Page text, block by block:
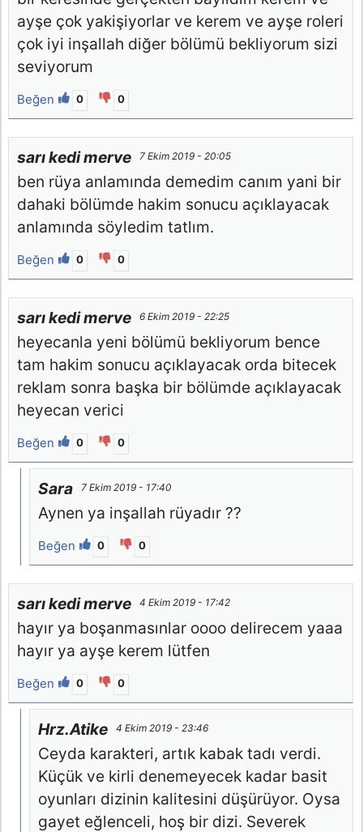
ayşe çok yakişiyorlar ve kerem ve ayşe roleri
çok iyi inşallah diğer bölümü bekliyorum sizi
seviyorum
Beğen 0 0
sarı kedi merve 7 Ekim 2019 - 20:05
ben rüya anlamında demedim canım yani bir
dahaki bölümde hakim sonucu açıklayacak
anlamında söyledim tatlım.
Beğen 0 0
sarı kedi merve 6 Ekim 2019 - 22:25
heyecanla yeni bölümü bekliyorum bence
tam hakim sonucu açıklayacak orda bitecek
reklam sonra başka bir bölümde açıklayacak
heyecan verici
Beğen 0 0
Sara 7 Ekim 2019 - 17:40
Aynen ya inşallah rüyadır ??
Beğen 0 0
sarı kedi merve 4 Ekim 2019 - 17:42
hayır ya boşanmasınlar oooo delirecem yaaa
hayır ya ayşe kerem lütfen
Beğen 0 0
Hrz.Atike 4 Ekim 2019 - 23:46
Ceyda karakteri, artık kabak tadı verdi.
Küçük ve kirli denemeyecek kadar basit
oyunları dizinin kalitesini düşürüyor. Oysa
gayet eğlenceli, hoş bir dizi. Severek